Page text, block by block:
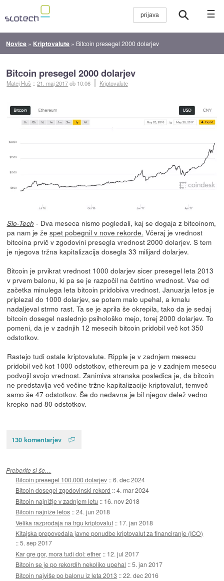
☰
Novice » Kriptovalute » Bitcoin presegel 2000 dolarjev
Bitcoin presegel 2000 dolarjev
Matej Huš ::21. maj 2017ob 10:06 Kriptovalute
Slo-Tech - Dva meseca nismo pogledali, kaj se dogaja z bitcoinom,
pa nam je že spet pobegnil v nove rekorde. Včeraj je vrednost
bitcoina prvič v zgodovini presegla vrednost 2000 dolarjev. S tem
je njegova tržna kapitalizacija dosegla 33 milijard dolarjev.
Bitcoin je prvikrat vrednost 1000 dolarjev sicer presegel leta 2013
v prvem balonu, ki pa se je razpočil na četrtino vrednost. Vse od
začetka minulega leta bitcoin pridobiva vrednost. Januarja letos je
priplezal do 1000 dolarjev, se potem malo upehal, a kmalu
nadaljeval strmo rast. Ta se je aprila še okrepila, tako da je sedaj
bitcoin dosegel naslednjo psihološko mejo, torej 2000 dolarjev. To
pomeni, da je v zadnjih 12 mesecih bitcoin pridobil več kot 350
odstotkov.
Rastejo tudi ostale kriptovalute. Ripple je v zadnjem mesecu
pridobil več kot 1000 odstotkov, ethereum pa je v zadnjem mesecu
podvojil svojo vrednost. Zanimiva stranska posledica je, da bitcoin
ne predstavlja več večine tržne kapitalizacije kriptovalut, temveč
samo še 47 odstotkov. Še do nedavna je bil njegov delež vedno
krepko nad 80 odstotkov.
130 komentarjev
Preberite si še…
Bitcoin presegel 100.000 dolarjev ::6. dec 2024
Bitcoin dosegel zgodovinski rekord ::4. mar 2024
Bitcoin najnižje v zadnjem letu :: 16. nov 2018
Bitcoin najniže letos ::24. jun 2018
Velika razprodaja na trgu kriptovalut :: 17. jan 2018
Kitajska prepovedala javne ponudbe kriptovalut za financiranje (ICO)
::5. sep 2017
Kar gre gor, mora tudi dol: ether :: 12. jul 2017
Bitcoin se je po rekordih nekoliko upehal ::5. jan 2017
Bitcoin najviše po balonu iz leta 2013 ::22. dec 2016